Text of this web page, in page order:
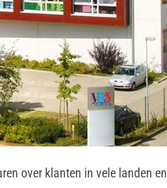
over klanten in vele landen en